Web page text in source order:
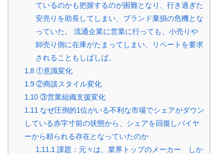
ているのかも把握するのが困難となり、行き過ぎた
安売りを助長してしまい、ブランド棄損の危機とな
っていた。 流通企業に営業に行っても、小売りや
卸売り側に在庫がたまってしまい、リベートを要求
されることもしばしば。
1.8①意識変化
1.9②商談スタイル変化
1.10③営業組織支援変化
1.11 なぜ圧倒的1位がいる不利な市場でシェアがダウン
している赤字寸前の状態から、シェアを回復しバイヤ
ーから頼られる存在となっていたのか
1.11.1 課題：元々は、業界トップのメーカー しか